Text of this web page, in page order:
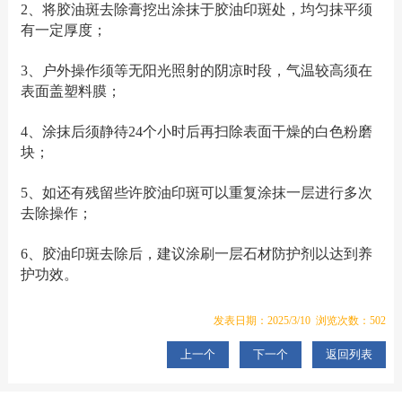
2、将胶油斑去除膏挖出涂抹于胶油印斑处，均匀抹平须
有一定厚度；
3、户外操作须等无阳光照射的阴凉时段，气温较高须在
表面盖塑料膜；
4、涂抹后须静待24个小时后再扫除表面干燥的白色粉磨
块；
5、如还有残留些许胶油印斑可以重复涂抹一层进行多次
去除操作；
6、胶油印斑去除后，建议涂刷一层石材防护剂以达到养
护功效。
发表日期：2025/3/10 浏览次数：502
上一个 下一个 返回列表